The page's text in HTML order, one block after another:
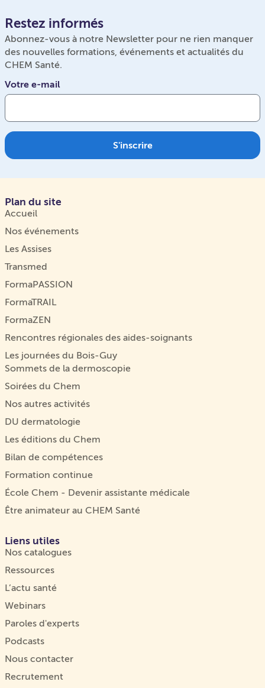
Restez informés
Abonnez-vous à notre Newsletter pour ne rien manquer
des nouvelles formations, événements et actualités du
CHEM Santé.
Votre e-mail
S'inscrire
Plan du site
Accueil
Nos événements
Les Assises
Transmed
FormaPASSION
FormaTRAIL
FormaZEN
Rencontres régionales des aides-soignants
Les journées du Bois-Guy
Sommets de la dermoscopie
Soirées du Chem
Nos autres activités
DU dermatologie
Les éditions du Chem
Bilan de compétences
Formation continue
École Chem - Devenir assistante médicale
Être animateur au CHEM Santé
Liens utiles
Nos catalogues
Ressources
L’actu santé
Webinars
Paroles d'experts
Podcasts
Nous contacter
Recrutement